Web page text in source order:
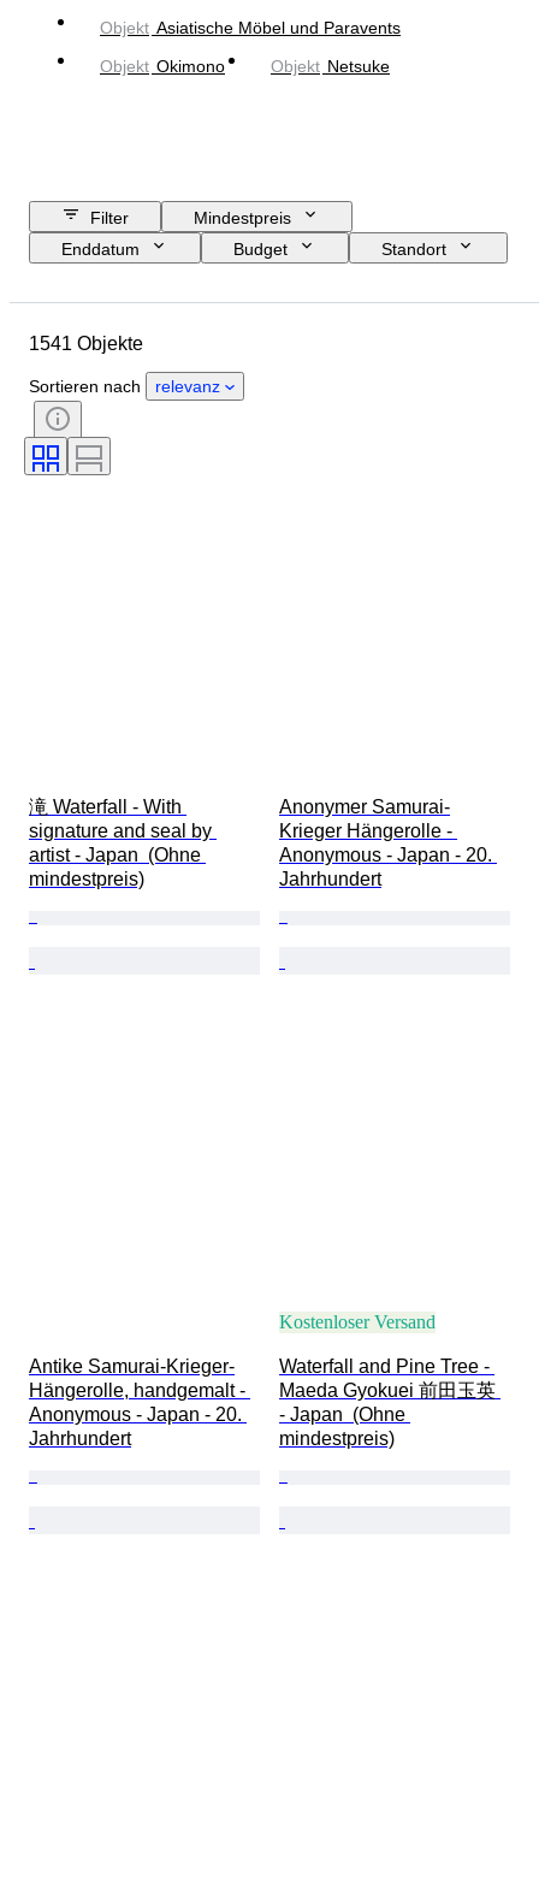
Objekt Asiatische Möbel und Paravents
Objekt Okimono Objekt Netsuke
Filter
Mindestpreis
Enddatum
Budget
Standort
Material
Thema
Technik
Unterschrift
Auflage
Epoche
1541 Objekte
Sortieren nach relevanz
滝 Waterfall - With
signature and seal by
artist - Japan  (Ohne
mindestpreis)
Anonymer Samurai-
Krieger Hängerolle -
Anonymous - Japan - 20.
Jahrhundert
Antike Samurai-Krieger-
Hängerolle, handgemalt -
Anonymous - Japan - 20.
Jahrhundert
Kostenloser Versand
Waterfall and Pine Tree -
Maeda Gyokuei 前田玉英
- Japan  (Ohne
mindestpreis)